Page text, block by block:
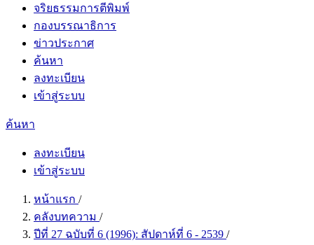
จริยธรรมการตีพิมพ์
กองบรรณาธิการ
ข่าวประกาศ
ค้นหา
ลงทะเบียน
เข้าสู่ระบบ
ค้นหา
ลงทะเบียน
เข้าสู่ระบบ
หน้าแรก /
คลังบทความ /
ปีที่ 27 ฉบับที่ 6 (1996): สัปดาห์ที่ 6 - 2539 /